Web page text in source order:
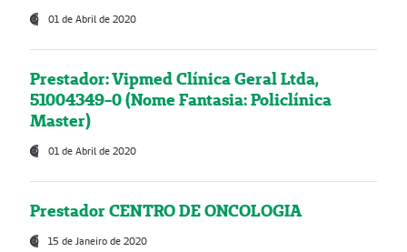
01 de Abril de 2020
Prestador: Vipmed Clínica Geral Ltda,
51004349-0 (Nome Fantasia: Policlínica
Master)
01 de Abril de 2020
Prestador CENTRO DE ONCOLOGIA
15 de Janeiro de 2020